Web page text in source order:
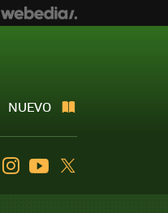
NUEVO
FlipboardInstagramYoutube